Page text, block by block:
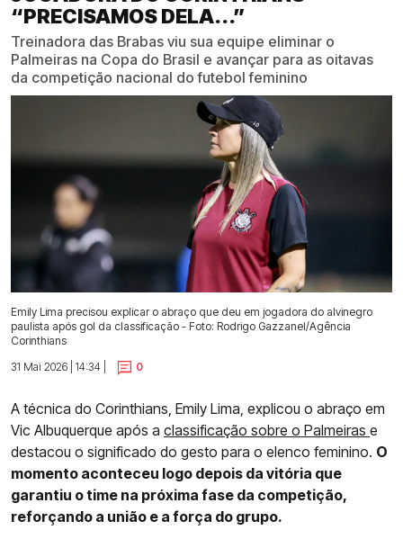
“PRECISAMOS DELA...”
Treinadora das Brabas viu sua equipe eliminar o
Palmeiras na Copa do Brasil e avançar para as oitavas
da competição nacional do futebol feminino
Emily Lima precisou explicar o abraço que deu em jogadora do alvinegro
paulista após gol da classificação - Foto: Rodrigo Gazzanel/Agência
Corinthians
31 Mai 2026 | 14:34 |
0
A técnica do Corinthians, Emily Lima, explicou o abraço em
Vic Albuquerque após a classificação sobre o Palmeiras e
destacou o significado do gesto para o elenco feminino. O
momento aconteceu logo depois da vitória que
garantiu o time na próxima fase da competição,
reforçando a união e a força do grupo.